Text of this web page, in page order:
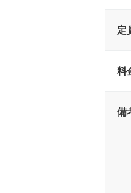
定
料
備